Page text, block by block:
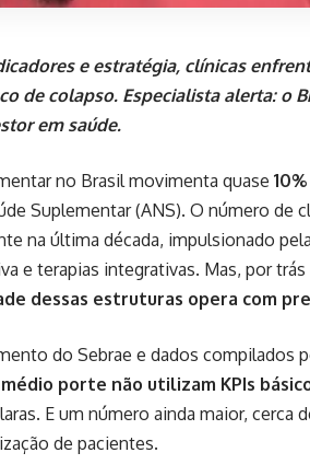
e estratégia, clínicas
de colapso. Especialista alerta: o
em saúde.
no Brasil movimenta quase
Suplementar (ANS). O número de
na última década, impulsionado
e terapias integrativas. Mas, por trás
dessas estruturas opera com
do Sebrae e dados compilados
porte não utilizam KPIs
E um número ainda maior, cerca
de pacientes.